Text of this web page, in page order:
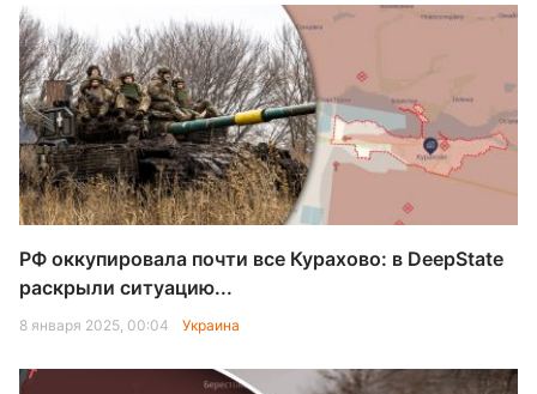
РФ оккупировала почти все Курахово: в DeepState
раскрыли ситуацию...
8 января 2025, 00:04 Украина